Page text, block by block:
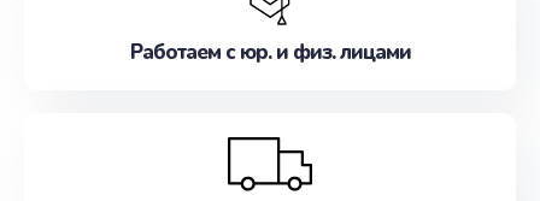
Работаем с юр. и физ. лицами